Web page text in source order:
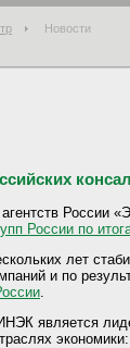
Новости
России
России по
лет
и по
является
экономики: